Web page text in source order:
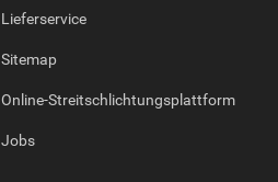
Lieferservice
Sitemap
Online-Streitschlichtungsplattform
Jobs